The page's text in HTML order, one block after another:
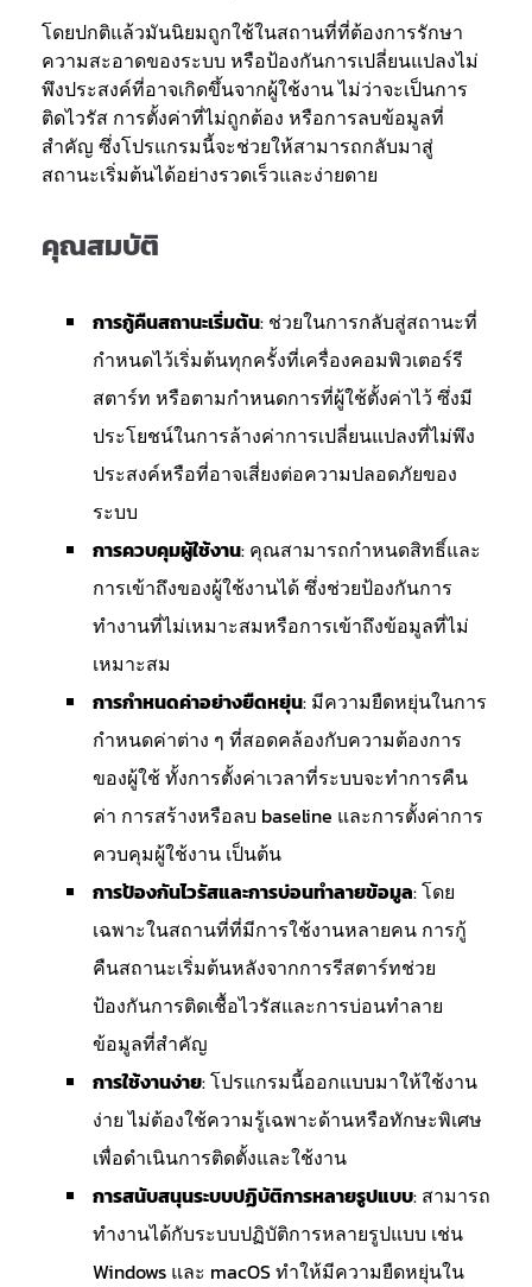
โดยปกติแล้วมันนิยมถูกใช้ในสถานที่ที่ต้องการรักษา
ความสะอาดของระบบ หรือป้องกันการเปลี่ยนแปลงไม่
พึงประสงค์ที่อาจเกิดขึ้นจากผู้ใช้งาน ไม่ว่าจะเป็นการ
ติดไวรัส การตั้งค่าที่ไม่ถูกต้อง หรือการลบข้อมูลที่
สำคัญ ซึ่งโปรแกรมนี้จะช่วยให้สามารถกลับมาสู่
สถานะเริ่มต้นได้อย่างรวดเร็วและง่ายดาย
คุณสมบัติ
การกู้คืนสถานะเริ่มต้น: ช่วยในการกลับสู่สถานะที่
กำหนดไว้เริ่มต้นทุกครั้งที่เครื่องคอมพิวเตอร์รี
สตาร์ท หรือตามกำหนดการที่ผู้ใช้ตั้งค่าไว้ ซึ่งมี
ประโยชน์ในการล้างค่าการเปลี่ยนแปลงที่ไม่พึง
ประสงค์หรือที่อาจเสี่ยงต่อความปลอดภัยของ
ระบบ
การควบคุมผู้ใช้งาน: คุณสามารถกำหนดสิทธิ์และ
การเข้าถึงของผู้ใช้งานได้ ซึ่งช่วยป้องกันการ
ทำงานที่ไม่เหมาะสมหรือการเข้าถึงข้อมูลที่ไม่
เหมาะสม
การกำหนดค่าอย่างยืดหยุ่น: มีความยืดหยุ่นในการ
กำหนดค่าต่าง ๆ ที่สอดคล้องกับความต้องการ
ของผู้ใช้ ทั้งการตั้งค่าเวลาที่ระบบจะทำการคืน
ค่า การสร้างหรือลบ baseline และการตั้งค่าการ
ควบคุมผู้ใช้งาน เป็นต้น
การป้องกันไวรัสและการบ่อนทำลายข้อมูล: โดย
เฉพาะในสถานที่ที่มีการใช้งานหลายคน การกู้
คืนสถานะเริ่มต้นหลังจากการรีสตาร์ทช่วย
ป้องกันการติดเชื้อไวรัสและการบ่อนทำลาย
ข้อมูลที่สำคัญ
การใช้งานง่าย: โปรแกรมนี้ออกแบบมาให้ใช้งาน
ง่าย ไม่ต้องใช้ความรู้เฉพาะด้านหรือทักษะพิเศษ
เพื่อดำเนินการติดตั้งและใช้งาน
การสนับสนุนระบบปฏิบัติการหลายรูปแบบ: สามารถ
ทำงานได้กับระบบปฏิบัติการหลายรูปแบบ เช่น
Windows และ macOS ทำให้มีความยืดหยุ่นใน